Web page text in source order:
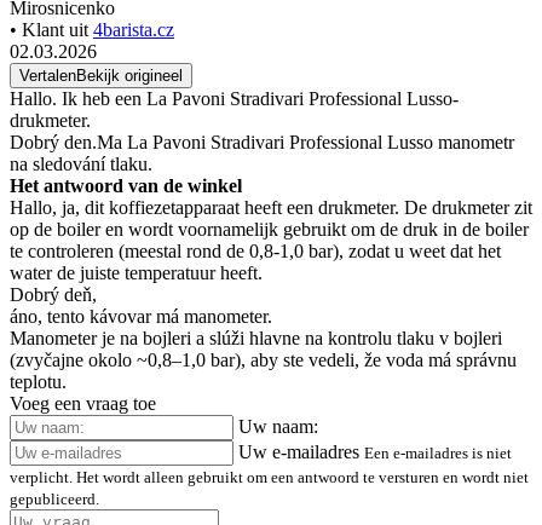
Mirosnicenko
• Klant uit4barista.cz
02.03.2026
VertalenBekijk origineel
Hallo. Ik heb een La Pavoni Stradivari Professional Lusso-
drukmeter.
Dobrý den.Ma La Pavoni Stradivari Professional Lusso manometr
na sledování tlaku.
Het antwoord van de winkel
Hallo, ja, dit koffiezetapparaat heeft een drukmeter. De drukmeter zit
op de boiler en wordt voornamelijk gebruikt om de druk in de boiler
te controleren (meestal rond de 0,8-1,0 bar), zodat u weet dat het
water de juiste temperatuur heeft.
Dobrý deň,
áno, tento kávovar má manometer.
Manometer je na bojleri a slúži hlavne na kontrolu tlaku v bojleri
(zvyčajne okolo ~0,8–1,0 bar), aby ste vedeli, že voda má správnu
teplotu.
Voeg een vraag toe
Uw naam:
Uw e-mailadres Een e-mailadres is niet
verplicht. Het wordt alleen gebruikt om een antwoord te versturen en wordt niet
gepubliceerd.